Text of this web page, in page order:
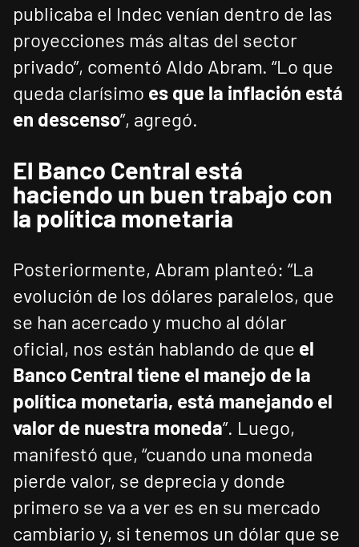
publicaba el Indec venían dentro de las
proyecciones más altas del sector
privado”, comentó Aldo Abram. “Lo que
queda clarísimo es que la inflación está
en descenso”, agregó.
El Banco Central está
haciendo un buen trabajo con
la política monetaria
Posteriormente, Abram planteó: “La
evolución de los dólares paralelos, que
se han acercado y mucho al dólar
oficial, nos están hablando de que el
Banco Central tiene el manejo de la
política monetaria, está manejando el
valor de nuestra moneda”. Luego,
manifestó que, “cuando una moneda
pierde valor, se deprecia y donde
primero se va a ver es en su mercado
cambiario y, si tenemos un dólar que se